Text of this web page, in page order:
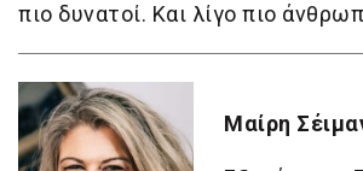
πιο δυνατοί. Και λίγο πιο
Μαίρη